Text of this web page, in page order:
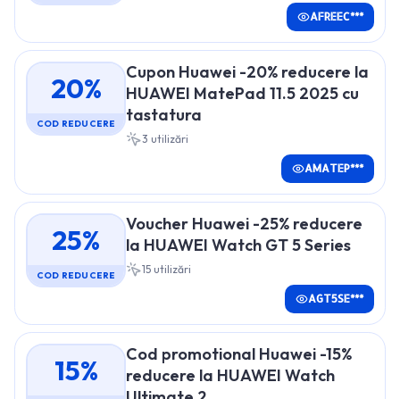
AFREEC***
20%
COD REDUCERE
Cupon Huawei -20% reducere la
HUAWEI MatePad 11.5 2025 cu
tastatura
3 utilizări
AMATEP***
25%
COD REDUCERE
Voucher Huawei -25% reducere
la HUAWEI Watch GT 5 Series
15 utilizări
AGT5SE***
15%
Cod promotional Huawei -15%
reducere la HUAWEI Watch